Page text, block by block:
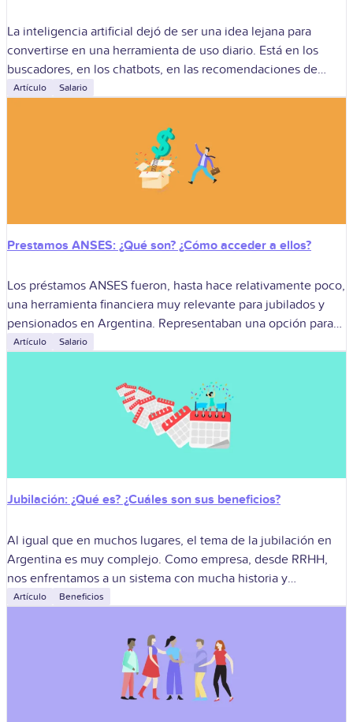
La inteligencia artificial dejó de ser una idea lejana para
convertirse en una herramienta de uso diario. Está en los
buscadores, en los chatbots, en las recomendaciones de
contenidos, en
Artículo Salario
Prestamos ANSES: ¿Qué son? ¿Cómo acceder a ellos?
Los préstamos ANSES fueron, hasta hace relativamente poco,
una herramienta financiera muy relevante para jubilados y
pensionados en Argentina. Representaban una opción para
acceder a financiación que buscaba ser accesible
Artículo Salario
Jubilación: ¿Qué es? ¿Cuáles son sus beneficios?
Al igual que en muchos lugares, el tema de la jubilación en
Argentina es muy complejo. Como empresa, desde RRHH,
nos enfrentamos a un sistema con mucha historia y
muchísimos
Artículo Beneficios